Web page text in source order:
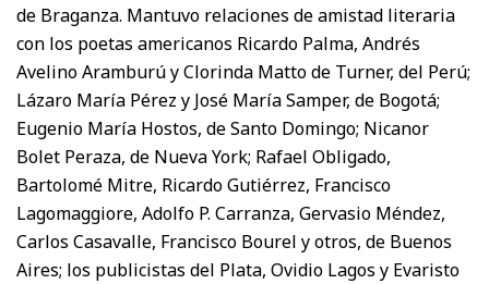
de Braganza. Mantuvo relaciones de amistad literaria
con los poetas americanos Ricardo Palma, Andrés
Avelino Aramburú y Clorinda Matto de Turner, del Perú;
Lázaro María Pérez y José María Samper, de Bogotá;
Eugenio María Hostos, de Santo Domingo; Nicanor
Bolet Peraza, de Nueva York; Rafael Obligado,
Bartolomé Mitre, Ricardo Gutiérrez, Francisco
Lagomaggiore, Adolfo P. Carranza, Gervasio Méndez,
Carlos Casavalle, Francisco Bourel y otros, de Buenos
Aires; los publicistas del Plata, Ovidio Lagos y Evaristo